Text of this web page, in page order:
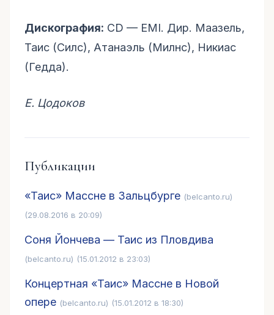
Дискография: CD — EMI. Дир. Маазель,
Таис (Силс), Атанаэль (Милнс), Никиас
(Гедда).
Е. Цодоков
Публикации
«Таис» Массне в Зальцбурге (belcanto.ru)
(29.08.2016 в 20:09)
Соня Йончева — Таис из Пловдива
(belcanto.ru) (15.01.2012 в 23:03)
Концертная «Таис» Массне в Новой
опере (belcanto.ru) (15.01.2012 в 18:30)